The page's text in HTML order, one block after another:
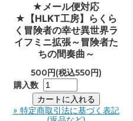
★メール便対応
★【HLKT工房】らくら
く冒険者の幸せ異世界ラ
イフミニ拡張～冒険者た
ちの間奏曲～
500円(税込550円)
購入数
» 特定商取引法に基づく表記